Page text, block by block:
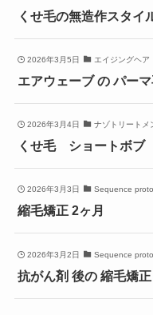
くせ毛の無造作スタイ
2026年3月5日 エイジングヘア
エアウェーブ の パーマ
2026年3月4日 ナゾトリートメ
くせ毛 ショートボブ
2026年3月3日 Sequence
縮毛矯正 2ヶ月
2026年3月2日 Sequence
抗がん剤 後の 縮毛矯正